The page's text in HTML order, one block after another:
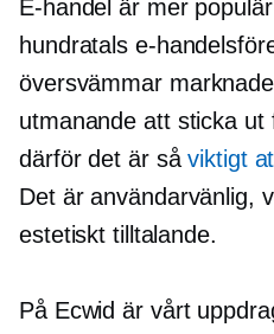
E-handel är mer
hundratals e-
översvämmar
utmanande att sticka
därför det är såviktigt
Det äranvändarvänlig,
estetiskt tilltalande.
På Ecwid är vårt